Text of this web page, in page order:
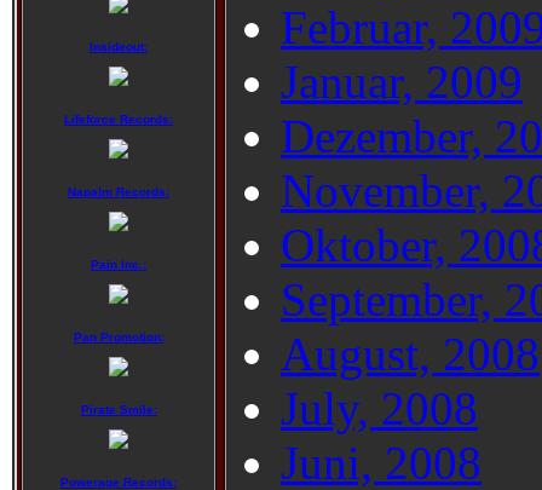
Insideout:
Lifeforce Records:
Napalm Records:
Pain Inc.:
Pan Promotion:
Pirate Smile:
Powerage Records:
Februar,
Januar, 2009
Dezember,
November,
Oktober,
September,
August, 2008
July, 2008
Juni, 2008